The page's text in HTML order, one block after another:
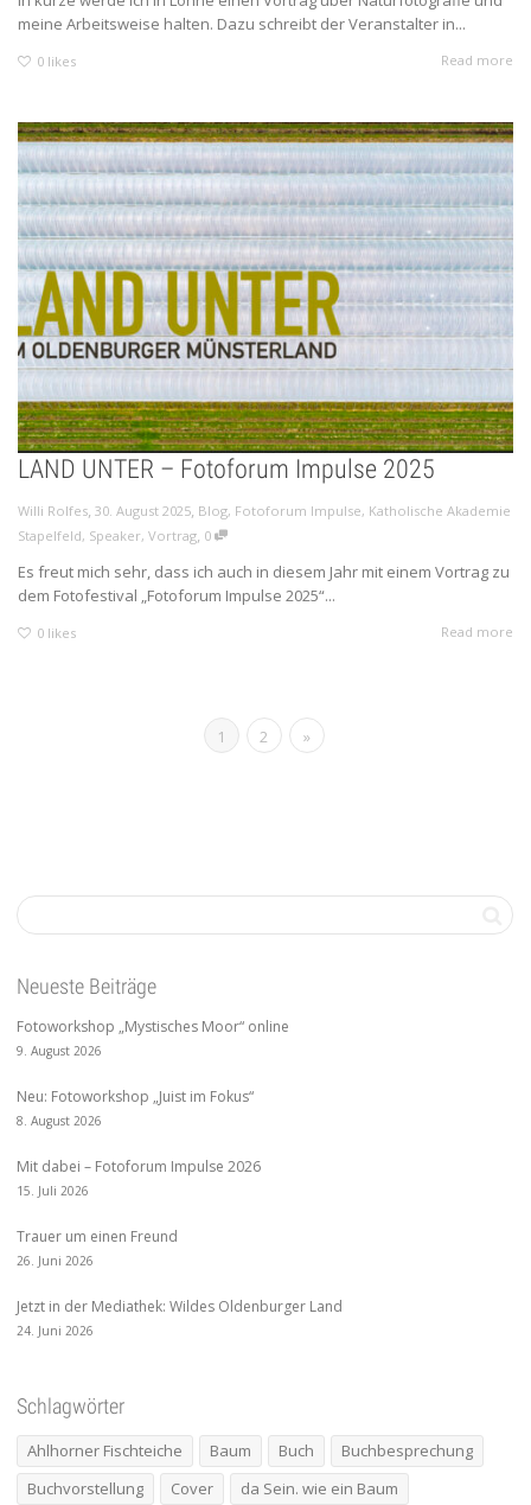
meine Arbeitsweise halten. Dazu schreibt der Veranstalter in...
0 likes Read more
LAND UNTER – Fotoforum Impulse 2025
Willi Rolfes, 30. August 2025, Blog, Fotoforum Impulse, Katholische Akademie
Stapelfeld, Speaker, Vortrag, 0
Es freut mich sehr, dass ich auch in diesem Jahr mit einem Vortrag zu
dem Fotofestival „Fotoforum Impulse 2025“...
0 likes Read more
1 2 »
Neueste Beiträge
Fotoworkshop „Mystisches Moor“ online
9. August 2026
Neu: Fotoworkshop „Juist im Fokus“
8. August 2026
Mit dabei – Fotoforum Impulse 2026
15. Juli 2026
Trauer um einen Freund
26. Juni 2026
Jetzt in der Mediathek: Wildes Oldenburger Land
24. Juni 2026
Schlagwörter
Ahlhorner Fischteiche Baum Buch
Buchbesprechung
Buchvorstellung
Cover da Sein. wie ein Baum